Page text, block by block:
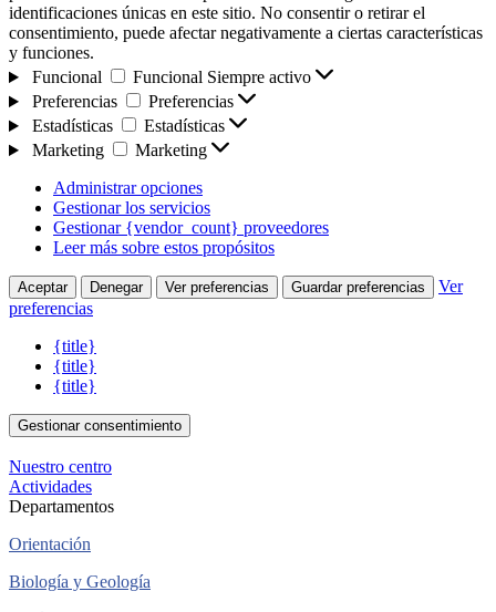
identificaciones únicas en este sitio. No consentir o retirar el
consentimiento, puede afectar negativamente a ciertas características
y funciones.
Funcional
Funcional Siempre activo
Preferencias
Preferencias
Estadísticas
Estadísticas
Marketing
Marketing
Administrar opciones
Gestionar los servicios
Gestionar {vendor_count} proveedores
Leer más sobre estos propósitos
Aceptar Denegar Ver preferencias Guardar preferencias
Ver
preferencias
{title}
{title}
{title}
Gestionar consentimiento
Nuestro centro
Actividades
Departamentos
Orientación
Biología y Geología